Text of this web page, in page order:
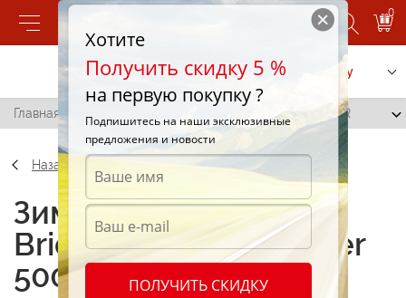
0
Позвонить Заказать услугу
Главная / Bridgestone Ice Cruiser 5000 225/60 R17 60R
Назад
Зимние шины
Bridgestone Ice Cruiser
5000 225/60 R17 60R
Хотите
Получить скидку 5 %
на первую покупку ?
Подпишитесь на наши эксклюзивные
предложения и новости
ПОЛУЧИТЬ СКИДКУ